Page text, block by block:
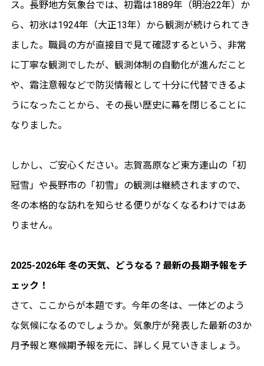
ス。長野地方気象台では、初霜は1889年（明治22年）か
ら、初氷は1924年（大正13年）から観測が続けられてき
ました。職員の方が直接目で見て確認するという、非常
に丁寧な観測でしたが、観測体制の自動化が進んだこと
や、霜注意報などで防災情報として十分に代替できるよ
うになったことから、その長い歴史に幕を閉じることに
なりました。
しかし、ご安心ください。志賀高原など東方連山の「初
冠雪」や長野市の「初雪」の観測は継続されますので、
冬の本格的な訪れを知らせる便りがなくなるわけではあ
りません。
2025-2026年 冬の天気、どうなる？最新の長期予報をチ
ェック！
さて、ここからが本題です。今年の冬は、一体どのよう
な気候になるのでしょうか。気象庁が発表した最新の3か
月予報と寒候期予報を元に、詳しく見ていきましょう。